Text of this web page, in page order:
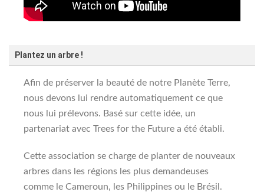
Plantez un arbre !
Afin de préserver la beauté de notre Planète Terre,
nous devons lui rendre automatiquement ce que
nous lui prélevons. Basé sur cette idée, un
partenariat avec Trees for the Future a été établi.
Cette association se charge de planter de nouveaux
arbres dans les régions les plus demandeuses
comme le Cameroun, les Philippines ou le Brésil.